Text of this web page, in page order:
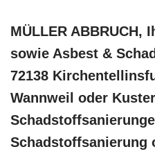
MÜLLER ABBRUCH,
sowie Asbest &
72138
Wannweil oder
Schadstoffsanierung